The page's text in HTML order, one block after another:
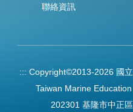
聯絡資訊
::: Copyright©2013-2026 國
Taiwan Marine
202301 基隆市中正